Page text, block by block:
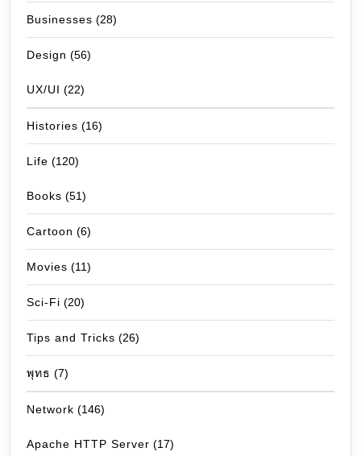
Businesses (28)
Design (56)
UX/UI (22)
Histories (16)
Life (120)
Books (51)
Cartoon (6)
Movies (11)
Sci-Fi (20)
Tips and Tricks (26)
พุทธ (7)
Network (146)
Apache HTTP Server (17)